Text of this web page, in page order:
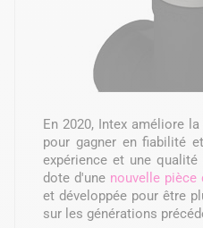
En 2020, Intex améliore
pour gagner en fiabilité
expérience et une
dote d'une nouvelle pièce
et développée pour être
sur les générations